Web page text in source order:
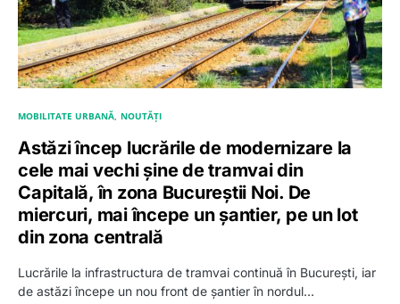
MOBILITATE URBANĂ NOUTĂȚI
Astăzi încep lucrările de modernizare la
cele mai vechi șine de tramvai din
Capitală, în zona Bucureștii Noi. De
miercuri, mai începe un șantier, pe un lot
din zona centrală
Lucrările la infrastructura de tramvai continuă în București, iar
de astăzi începe un nou front de șantier în nordul…